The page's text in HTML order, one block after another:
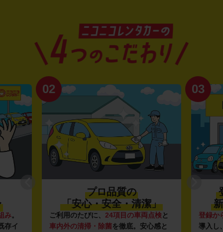
み。
存イ
02
プロ品質の
「安心・安全・清潔」
ご利用のたびに、 24項目の車両点検と
車内外の清掃・除菌を徹底。安心感と
03
登録か
導入し